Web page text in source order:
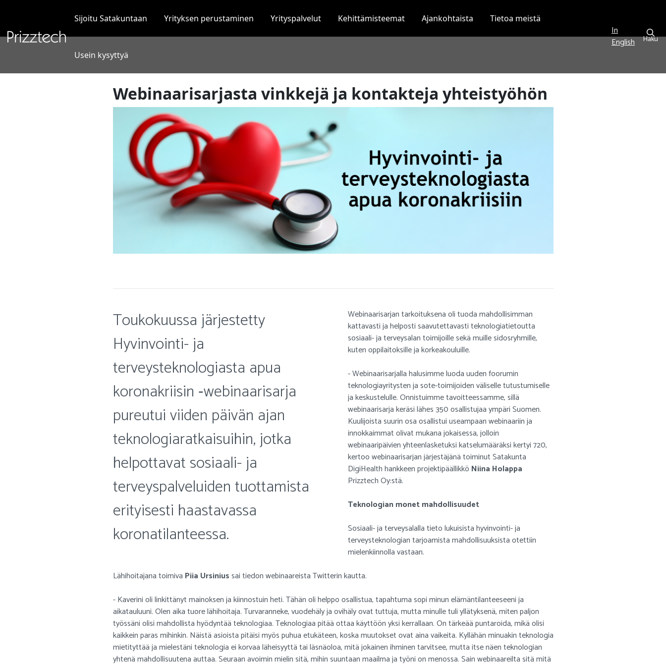
Sijoitu Satakuntaan Yrityksen perustaminen Yrityspalvelut Kehittämisteemat Ajankohtaista Tietoa meistä
Usein kysyttyä
In
English
Haku
Webinaarisarjasta vinkkejä ja kontakteja yhteistyöhön
Toukokuussa järjestetty
Hyvinvointi- ja
terveysteknologiasta apua
koronakriisin ‑webinaarisarja
pureutui viiden päivän ajan
teknologiaratkaisuihin, jotka
helpottavat sosiaali- ja
terveyspalveluiden tuottamista
erityisesti haastavassa
koronatilanteessa.
Webinaarisarjan tarkoituksena oli tuoda mahdollisimman
kattavasti ja helposti saavutettavasti teknologiatietoutta
sosiaali- ja terveysalan toimijoille sekä muille sidosryhmille,
kuten oppilaitoksille ja korkeakouluille.
- Webinaarisarjalla halusimme luoda uuden foorumin
teknologiayritysten ja sote-toimijoiden väliselle tutustumiselle
ja keskustelulle. Onnistuimme tavoitteessamme, sillä
webinaarisarja keräsi lähes 350 osallistujaa ympäri Suomen.
Kuulijoista suurin osa osallistui useampaan webinaariin ja
innokkaimmat olivat mukana jokaisessa, jolloin
webinaaripäivien yhteenlasketuksi katselumääräksi kertyi 720,
kertoo webinaarisarjan järjestäjänä toiminut Satakunta
DigiHealth hankkeen projektipäällikkö Niina Holappa
Prizztech Oy:stä.
Teknologian monet mahdollisuudet
Sosiaali- ja terveysalalla tieto lukuisista hyvinvointi- ja
terveysteknologian tarjoamista mahdollisuuksista otettiin
mielenkiinnolla vastaan.
Lähihoitajana toimiva Piia Ursiniussai tiedon webinaareista Twitterin kautta.
- Kaverini oli linkittänyt mainoksen ja kiinnostuin heti. Tähän oli helppo osallistua, tapahtuma sopi minun elämäntilanteeseeni ja
aikatauluuni. Olen aika tuore lähihoitaja. Turvaranneke, vuodehäly ja ovihäly ovat tuttuja, mutta minulle tuli yllätyksenä, miten paljon
työssäni olisi mahdollista hyödyntää teknologiaa. Teknologiaa pitää ottaa käyttöön yksi kerrallaan. On tärkeää puntaroida, mikä olisi
kaikkein paras mihinkin. Näistä asioista pitäisi myös puhua etukäteen, koska muutokset ovat aina vaikeita. Kyllähän minuakin teknologia
mietityttää ja mielestäni teknologia ei korvaa läheisyyttä tai läsnäoloa, mitä jokainen ihminen tarvitsee, mutta itse näen teknologian
yhtenä mahdollisuutena auttaa. Seuraan avoimin mielin sitä, mihin suuntaan maailma ja työni on menossa. Sain webinaareilta sitä mitä